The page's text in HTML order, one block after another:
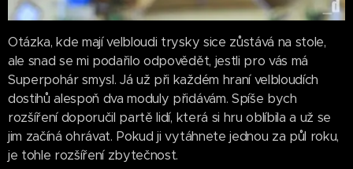
Otázka, kde mají velbloudi trysky sice zůstává na stole,
ale snad se mi podařilo odpovědět, jestli pro vás má
Superpohár smysl. Já už při každém hraní velbloudích
dostihů alespoň dva moduly přidávám. Spíše bych
rozšíření doporučil partě lidí, která si hru oblíbila a už se
jim začíná ohrávat. Pokud ji vytáhnete jednou za půl roku,
je tohle rozšíření zbytečnost.